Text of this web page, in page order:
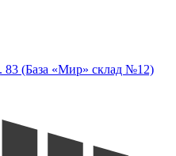
83 (База «Мир» склад №12)